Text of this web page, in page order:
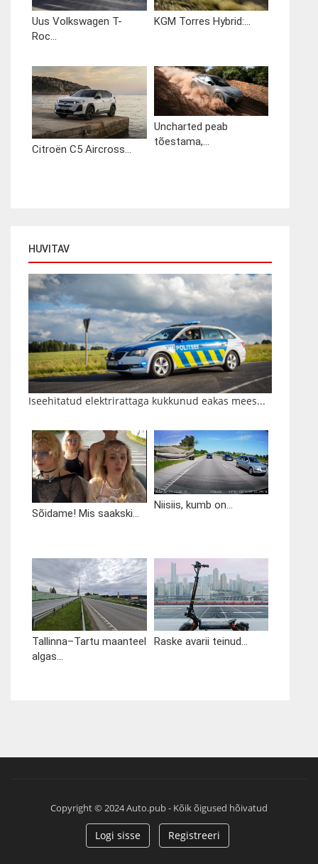
Uus Volkswagen T-
Roc...
KGM Torres Hybrid:...
Citroën C5 Aircross...
Uncharted peab
tõestama,...
HUVITAV
Iseehitatud elektrirattaga kukkunud eakas mees...
Sõidame! Mis saakski...
Niisiis, kumb on...
Tallinna–Tartu maanteel
algas...
Raske avarii teinud...
Copyright © 2024 Auto.pub - Kõik õigused hõivatud
Logi sisse Registreeri